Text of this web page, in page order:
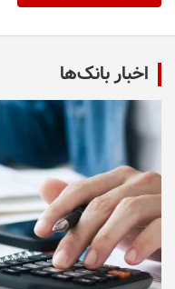
اخبار بانک‌ها